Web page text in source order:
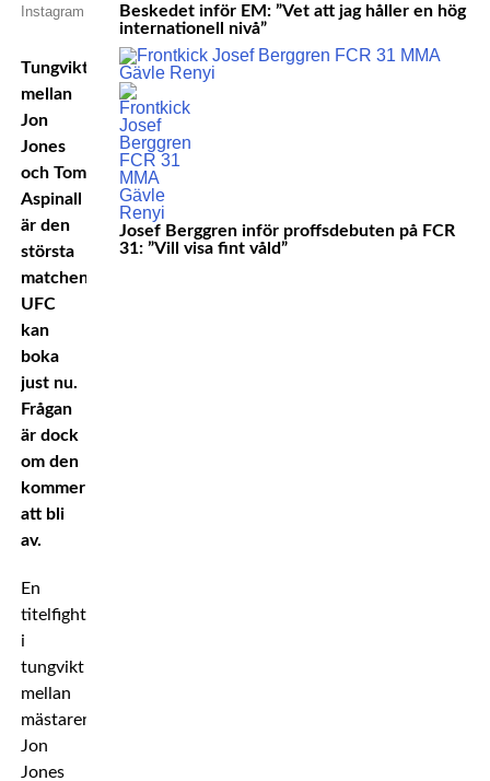
Instagram
Tungviktsmatchen
mellan
Jon
Jones
och Tom
Aspinall
är den
största
matchen
UFC
kan
boka
just nu.
Frågan
är dock
om den
kommer
att bli
av.
En
titelfight
i
tungvikt
mellan
mästaren
Jon
Jones
Beskedet inför EM: ”Vet att jag håller en hög
internationell nivå”
Josef Berggren inför proffsdebuten på FCR
31: ”Vill visa fint våld”